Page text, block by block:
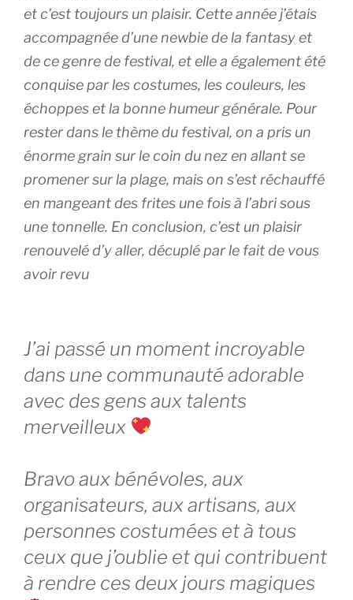
et c’est toujours un plaisir. Cette année j’étais
accompagnée d’une newbie de la fantasy et
de ce genre de festival, et elle a également été
conquise par les costumes, les couleurs, les
échoppes et la bonne humeur générale. Pour
rester dans le thème du festival, on a pris un
énorme grain sur le coin du nez en allant se
promener sur la plage, mais on s’est réchauffé
en mangeant des frites une fois à l’abri sous
une tonnelle. En conclusion, c’est un plaisir
renouvelé d’y aller, décuplé par le fait de vous
avoir revu
J’ai passé un moment incroyable
dans une communauté adorable
avec des gens aux talents
merveilleux
Bravo aux bénévoles, aux
organisateurs, aux artisans, aux
personnes costumées et à tous
ceux que j’oublie et qui contribuent
à rendre ces deux jours magiques